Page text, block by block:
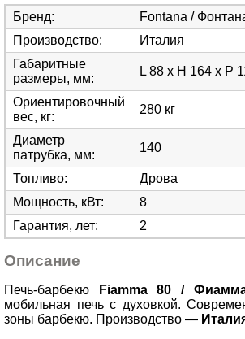
Бренд:
Fontana /
Производство:
Италия
Габаритные
размеры, мм:
L 88 x H 164 х P
Ориентировочный
вес, кг:
280 кг
Диаметр
патрубка, мм:
140
Топливо:
Дрова
Мощность, кВт:
8
Гарантия, лет: 2
Описание
Печь-барбекю Fiamma 80 /
мобильная печь с духовкой.
зоны барбекю. Производство —